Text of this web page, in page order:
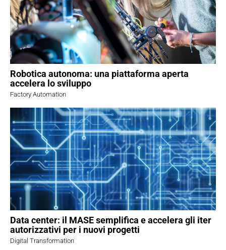
Robotica autonoma: una piattaforma aperta
accelera lo sviluppo
Factory Automation
Data center: il MASE semplifica e accelera gli iter
autorizzativi per i nuovi progetti
Digital Transformation